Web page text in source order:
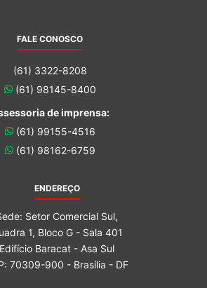
FALE CONOSCO
(61) 3322-8208
(61) 98145-8400
de imprensa:
(61) 99155-4516
(61) 98162-6759
ENDEREÇO
Setor Comercial Sul,
1, Bloco G - Sala 401
Edifício Baracat - Asa Sul
70309-900 - Brasília - DF